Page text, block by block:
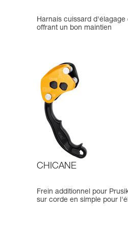
Harnais cuissard d'élagage
offrant un bon maintien
CHICANE
Frein additionnel pour
sur corde en simple pour